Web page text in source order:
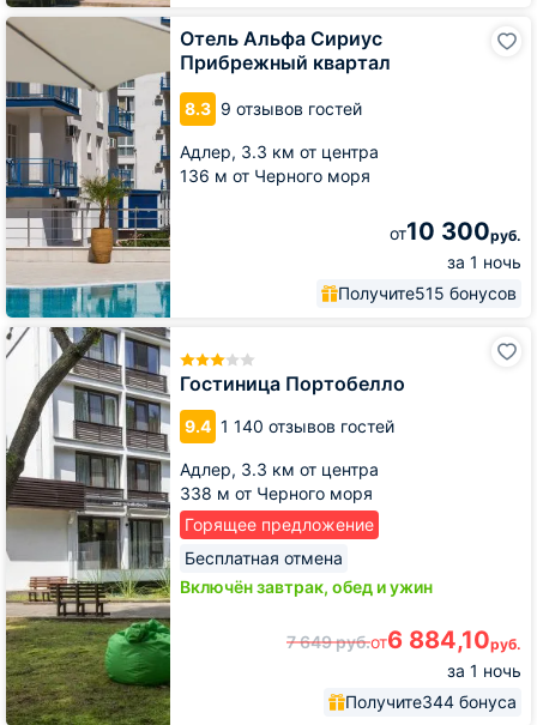
Отель Альфа Сириус
Прибрежный квартал
8.3 9 отзывов гостей
Адлер, 3.3 км от центра
136 м от Черного моря
от10 300руб.
за 1 ночь
Получите515 бонусов
Отель
Альфа
Сириус
Прибрежный
квартал
Гостиница Портобелло
9.4 1 140 отзывов гостей
Адлер, 3.3 км от центра
338 м от Черного моря
Горящее предложение
Бесплатная отмена
Включён завтрак, обед и ужин
7 649руб.от6 884,10руб.
за 1 ночь
Получите344 бонуса
Гостиница
Портобелло